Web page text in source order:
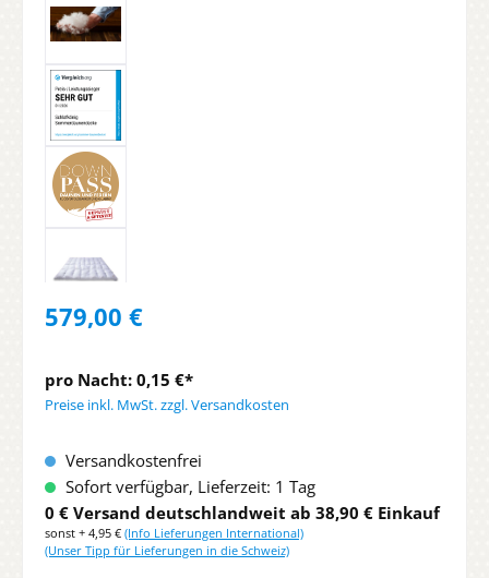
579,00 €
pro Nacht: 0,15 €*
Preise inkl. MwSt. zzgl. Versandkosten
Versandkostenfrei
Sofort verfügbar, Lieferzeit: 1 Tag
0 € Versand deutschlandweit ab 38,90 € Einkauf
sonst + 4,95 € (Info Lieferungen International)
(Unser Tipp für Lieferungen in die Schweiz)